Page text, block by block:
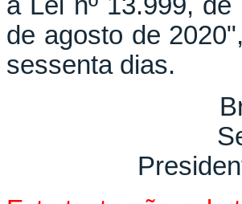
de agosto de
sessenta dias.